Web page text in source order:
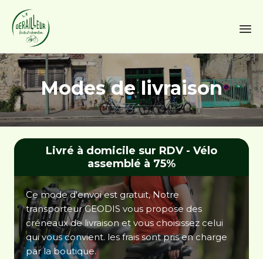
to
Modes de livraison
Livré à domicile sur RDV - Vélo
assemblé à 75%
Ce mode d'envoi est gratuit, Notre
transporteur GEODIS vous propose des
créneaux de livraison et vous choisissez celui
qui vous convient. les frais sont pris en charge
par la boutique.